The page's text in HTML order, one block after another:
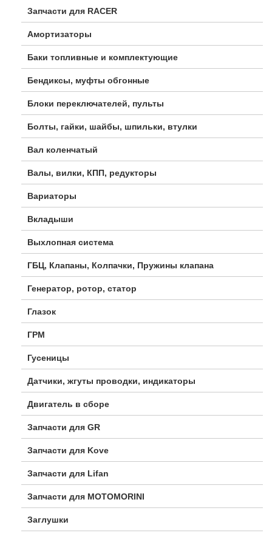
Запчасти для RACER
Амортизаторы
Баки топливные и комплектующие
Бендиксы, муфты обгонные
Блоки переключателей, пульты
Болты, гайки, шайбы, шпильки, втулки
Вал коленчатый
Валы, вилки, КПП, редукторы
Вариаторы
Вкладыши
Выхлопная система
ГБЦ, Клапаны, Колпачки, Пружины клапана
Генератор, ротор, статор
Глазок
ГРМ
Гусеницы
Датчики, жгуты проводки, индикаторы
Двигатель в сборе
Запчасти для GR
Запчасти для Kove
Запчасти для Lifan
Запчасти для MOTOMORINI
Заглушки